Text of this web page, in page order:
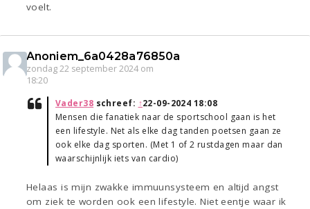
voelt.
Anoniem_6a0428a76850a
zondag 22 september 2024 om
18:20
Vader38 schreef: ↑22-09-2024 18:08
Mensen die fanatiek naar de sportschool gaan is het
een lifestyle. Net als elke dag tanden poetsen gaan ze
ook elke dag sporten. (Met 1 of 2 rustdagen maar dan
waarschijnlijk iets van cardio)
Helaas is mijn zwakke immuunsysteem en altijd angst
om ziek te worden ook een lifestyle. Niet eentje waar ik